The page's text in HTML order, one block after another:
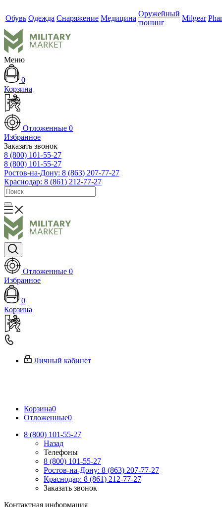
Обувь Одежда Снаряжение Медицина
Оружейный
тюнинг
Milgear
Меню
0
Корзина
Отложенные 0
Избранное
Заказать звонок
8 (800) 101-55-27
8 (800) 101-55-27
Ростов-на-Дону: 8 (863) 207-77-27
Краснодар: 8 (861) 212-77-27
Отложенные 0
Избранное
0
Корзина
Личный кабинет
Корзина0
Отложенные0
8 (800) 101-55-27
Назад
Телефоны
8 (800) 101-55-27
Ростов-на-Дону: 8 (863) 207-77-27
Краснодар: 8 (861) 212-77-27
Заказать звонок
Контактная информация